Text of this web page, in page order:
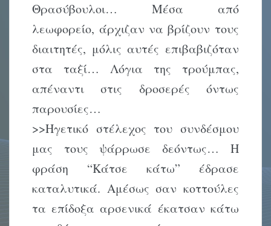
Θρασύβουλοι… Μέσα από
λεωφορείο, άρχιζαν να βρίζουν τους
διαιτητές, μόλις αυτές επιβαβιζόταν
στα ταξί… Λόγια της τρούμπας,
απέναντι στις δροσερές όντως
παρουσίες…
>>Ηγετικό στέλεχος του συνδέσμου
μας τους ψάρρωσε δεόντως… Η
φράση “Κάτσε κάτω” έδρασε
καταλυτικά. Αμέσως σαν κοττούλες
τα επίδοξα αρσενικά έκατσαν κάτω